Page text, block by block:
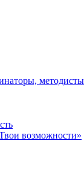
возможности»